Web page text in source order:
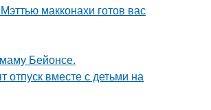
макконахи готов вас
Бейонсе.
отпуск вместе с детьми на